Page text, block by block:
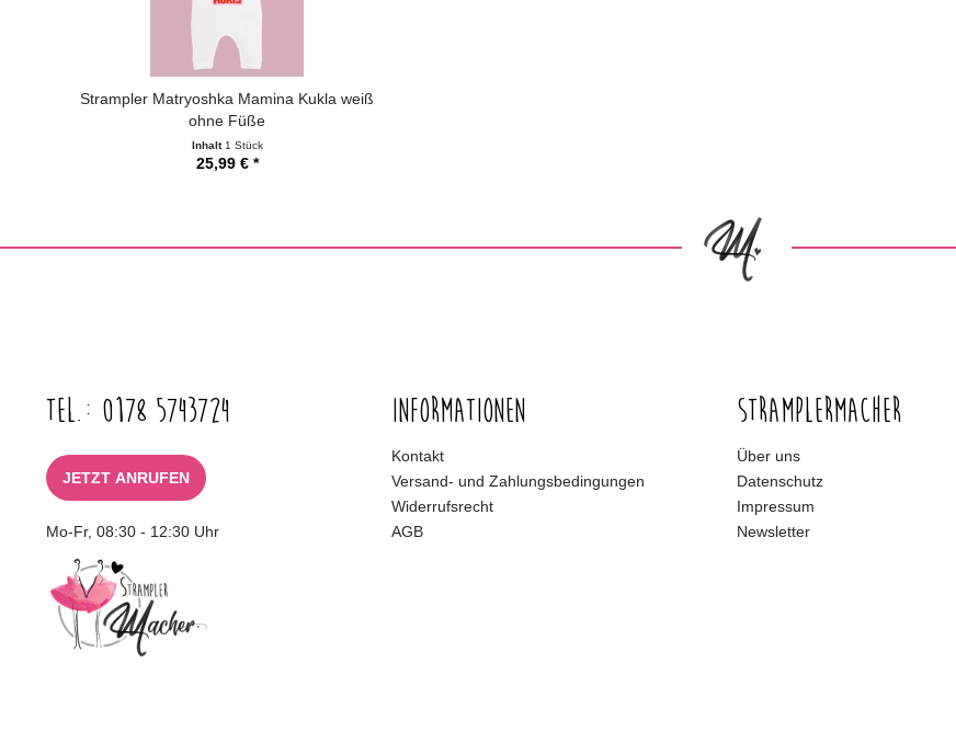
Strampler Matryoshka Mamina Kukla weiß
ohne Füße
Inhalt 1 Stück
25,99 € *
Tel.: 0178 5743724
JETZT ANRUFEN
Mo-Fr, 08:30 - 12:30 Uhr
Informationen
Kontakt
Versand- und Zahlungsbedingungen
Widerrufsrecht
AGB
Stramplermacher
Über uns
Datenschutz
Impressum
Newsletter